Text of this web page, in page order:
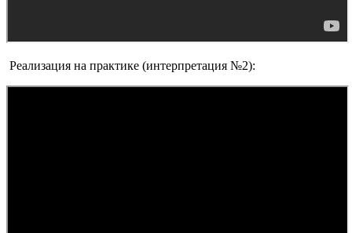
Реализация на практике (интерпретация №2):